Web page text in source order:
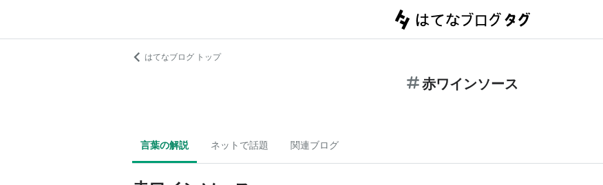
はてなブログ トップ
赤ワインソース
言葉の解説 ネットで話題 関連ブログ